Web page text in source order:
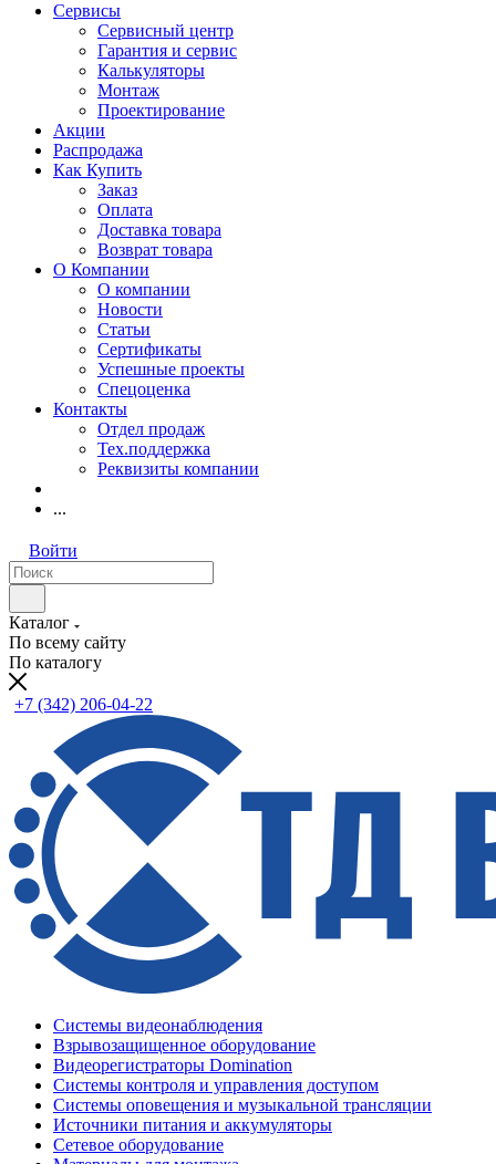
Сервисы
Сервисный центр
Гарантия и сервис
Калькуляторы
Монтаж
Проектирование
Акции
Распродажа
Как Купить
Заказ
Оплата
Доставка товара
Возврат товара
О Компании
О компании
Новости
Статьи
Сертификаты
Успешные проекты
Спецоценка
Контакты
Отдел продаж
Тех.поддержка
Реквизиты компании
...
Войти
Каталог
По всему сайту
По каталогу
+7 (342) 206-04-22
Системы видеонаблюдения
Взрывозащищенное оборудование
Видеорегистраторы Domination
Системы контроля и управления доступом
Системы оповещения и музыкальной трансляции
Источники питания и аккумуляторы
Сетевое оборудование